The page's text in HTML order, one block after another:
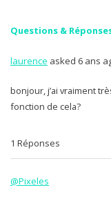
Questions &
laurence asked 6 ans
bonjour, j’ai vraiment
fonction de cela?
1 Réponses
@Pixeles